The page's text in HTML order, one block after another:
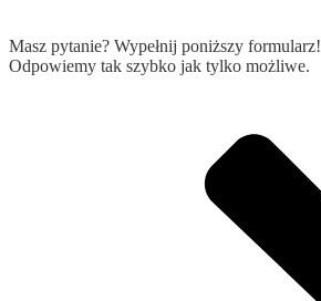
Masz pytanie? Wypełnij poniższy formularz!
Odpowiemy tak szybko jak tylko możliwe.